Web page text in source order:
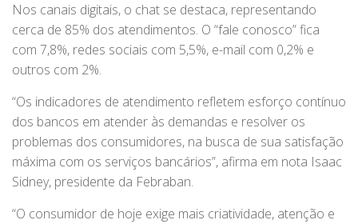
Nos canais digitais, o chat se destaca, representando
cerca de 85% dos atendimentos. O “fale conosco” fica
com 7,8%, redes sociais com 5,5%, e-mail com 0,2% e
outros com 2%.
“Os indicadores de atendimento refletem esforço contínuo
dos bancos em atender às demandas e resolver os
problemas dos consumidores, na busca de sua satisfação
máxima com os serviços bancários”, afirma em nota Isaac
Sidney, presidente da Febraban.
“O consumidor de hoje exige mais criatividade, atenção e